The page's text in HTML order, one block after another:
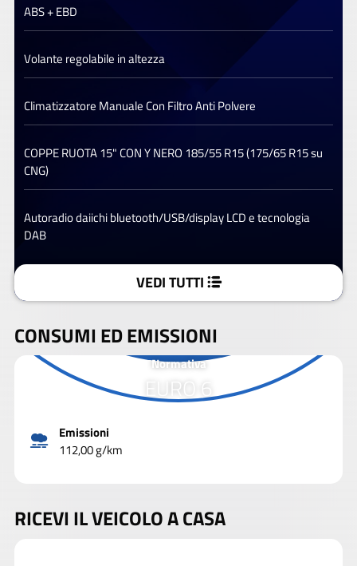
ABS + EBD
Volante regolabile in altezza
Climatizzatore Manuale Con Filtro Anti Polvere
COPPE RUOTA 15" CON Y NERO 185/55 R15 (175/65 R15 su
CNG)
Autoradio daiichi bluetooth/USB/display LCD e tecnologia
DAB
VEDI TUTTI
CONSUMI ED EMISSIONI
Normativa
EURO 6
Emissioni
112,00 g/km
RICEVI IL VEICOLO A CASA